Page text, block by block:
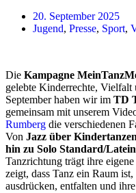
20. September 2025
Jugend, Presse, Sport,
Die Kampagne
gelebte Kinderrechte,
September haben wir im TD
gemeinsam mit unserem
Rumberg die verschiedenen
Von Jazz über
hin zu Solo Standard/
Tanzrichtung trägt ihre
zeigt, dass Tanz ein Raum
ausdrücken, entfalten und